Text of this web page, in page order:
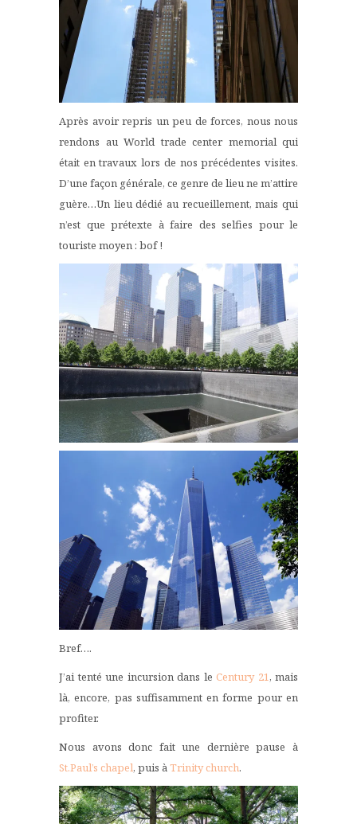
Après avoir repris un peu de forces, nous nous
rendons au World trade center memorial qui
était en travaux lors de nos précédentes visites.
D’une façon générale, ce genre de lieu ne m’attire
guère…Un lieu dédié au recueillement, mais qui
n’est que prétexte à faire des selfies pour le
touriste moyen : bof !
Bref….
J’ai tenté une incursion dans le Century 21, mais
là, encore, pas suffisamment en forme pour en
profiter.
Nous avons donc fait une dernière pause à
St.Paul’s chapel, puis àTrinity church.